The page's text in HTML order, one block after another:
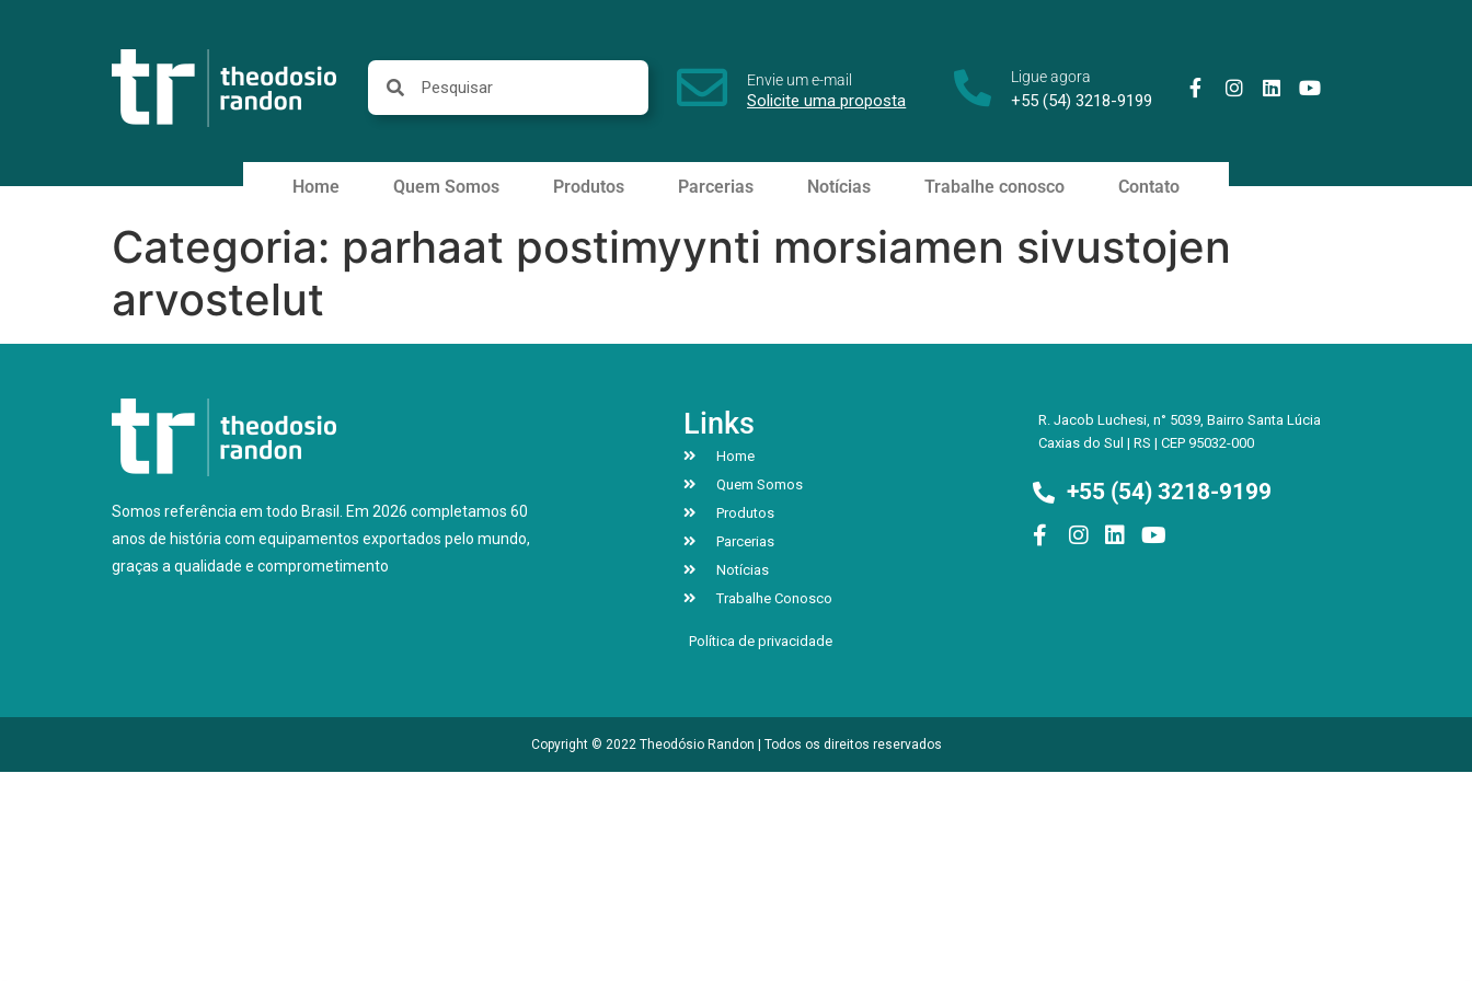
Envie um e-mail
Solicite uma proposta
Ligue agora
+55 (54) 3218-9199
Home Quem Somos Produtos Parcerias Notícias Trabalhe conosco Contato
Categoria: parhaat postimyynti morsiamen sivustojen
arvostelut
Somos referência em todo Brasil. Em 2026 completamos 60
anos de história com equipamentos exportados pelo mundo,
graças a qualidade e comprometimento
Links
Home
Quem Somos
Produtos
Parcerias
Notícias
Trabalhe Conosco
Política de privacidade
R. Jacob Luchesi, n° 5039, Bairro Santa Lúcia
Caxias do Sul | RS | CEP 95032-000
+55 (54) 3218-9199
Copyright © 2022 Theodósio Randon | Todos os direitos reservados